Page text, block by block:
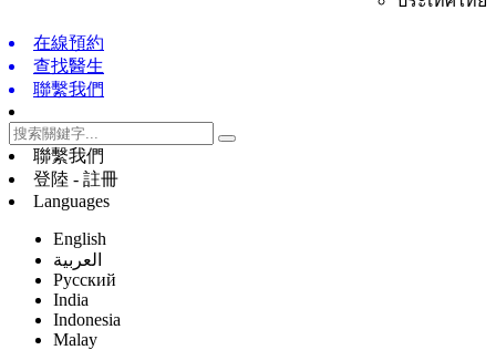
在線預約
查找醫生
聯繫我們
聯繫我們
登陸 - 註冊
Languages
English
العربية
Русский
India
Indonesia
Malay